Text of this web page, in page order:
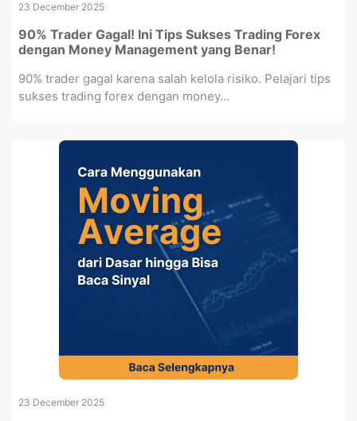
23 December 2025
90% Trader Gagal! Ini Tips Sukses Trading Forex
dengan Money Management yang Benar!
90% trader gagal karena salah kelola risiko. Pelajari tips
sukses trading forex dengan money...
23 December 2025